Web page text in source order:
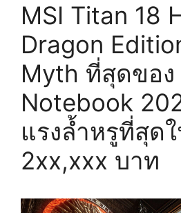
MSI Titan 18
Dragon
Myth ที่สุดของ
Notebook
แรงล้ำหรูที่สุด
2xx,xxx บาท